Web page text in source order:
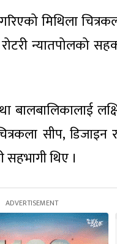
मिथिला
न्यातपोलको
बालबालिकालाई
सीप, डिजाइन
सहभागी थिए ।